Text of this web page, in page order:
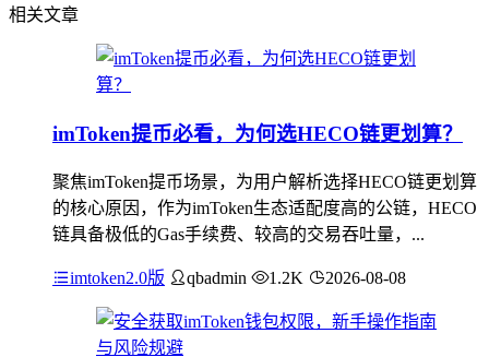
相关文章
imToken提币必看，为何选HECO链更划算？
聚焦imToken提币场景，为用户解析选择HECO链更划算
的核心原因，作为imToken生态适配度高的公链，HECO
链具备极低的Gas手续费、较高的交易吞吐量，...
imtoken2.0版 qbadmin 1.2K 2026-08-08